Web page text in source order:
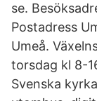
se.
Postadress
Umeå.
torsdag kl 8-
Svenska